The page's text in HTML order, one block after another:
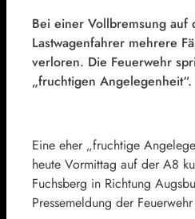
Bei einer Vollbremsung auf
Lastwagenfahrer mehrere
verloren. Die Feuerwehr
„fruchtigen Angelegenheit“.
Eine eher „fruchtige
heute Vormittag auf der A8
Fuchsberg in Richtung
Pressemeldung der